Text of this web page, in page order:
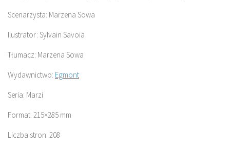
Scenarzysta: Marzena Sowa
Ilustrator: Sylvain Savoia
Tłumacz: Marzena Sowa
Wydawnictwo: Egmont
Seria: Marzi
Format: 215×285 mm
Liczba stron: 208